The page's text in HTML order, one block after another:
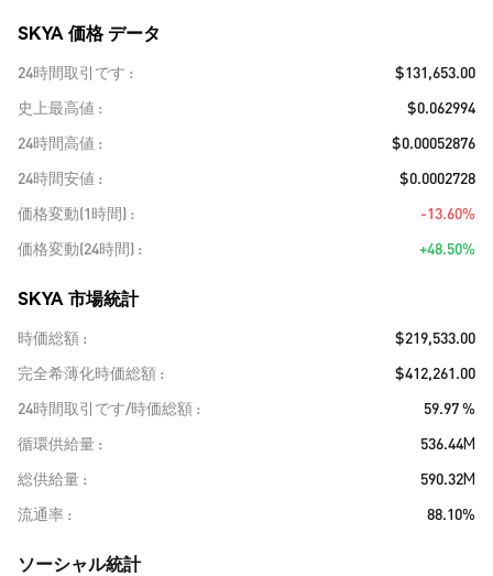
SKYA 価格 データ
24時間取引です
$131,653.00
史上最高値
$0.062994
24時間高値
$0.00052876
24時間安値
$0.0002728
価格変動(1時間)
-13.60%
価格変動(24時間)
+48.50%
SKYA 市場統計
時価総額
$219,533.00
完全希薄化時価総額
$412,261.00
24時間取引です/時価総額
59.97 %
循環供給量
536.44M
総供給量
590.32M
流通率
88.10%
ソーシャル統計